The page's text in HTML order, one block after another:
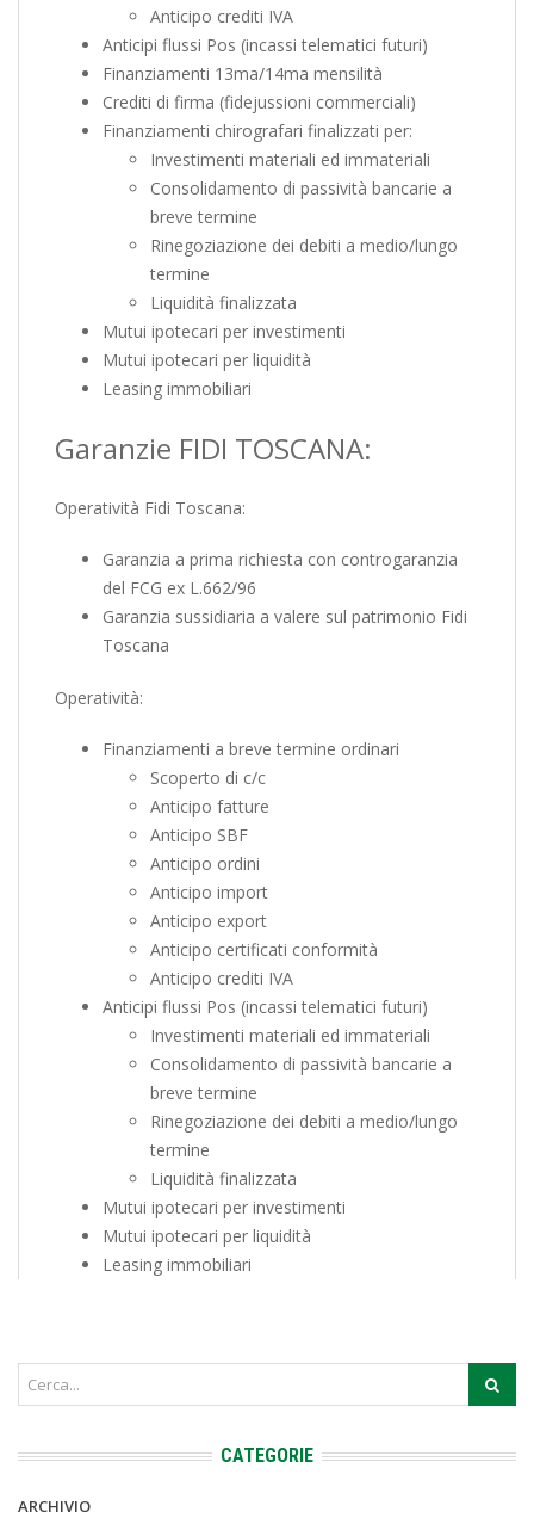
Anticipo crediti IVA
Anticipi flussi Pos (incassi telematici futuri)
Finanziamenti 13ma/14ma mensilità
Crediti di firma (fidejussioni commerciali)
Finanziamenti chirografari finalizzati per:
Investimenti materiali ed immateriali
Consolidamento di passività bancarie a
breve termine
Rinegoziazione dei debiti a medio/lungo
termine
Liquidità finalizzata
Mutui ipotecari per investimenti
Mutui ipotecari per liquidità
Leasing immobiliari
Garanzie FIDI TOSCANA:
Operatività Fidi Toscana:
Garanzia a prima richiesta con controgaranzia
del FCG ex L.662/96
Garanzia sussidiaria a valere sul patrimonio Fidi
Toscana
Operatività:
Finanziamenti a breve termine ordinari
Scoperto di c/c
Anticipo fatture
Anticipo SBF
Anticipo ordini
Anticipo import
Anticipo export
Anticipo certificati conformità
Anticipo crediti IVA
Anticipi flussi Pos (incassi telematici futuri)
Investimenti materiali ed immateriali
Consolidamento di passività bancarie a
breve termine
Rinegoziazione dei debiti a medio/lungo
termine
Liquidità finalizzata
Mutui ipotecari per investimenti
Mutui ipotecari per liquidità
Leasing immobiliari
CATEGORIE
ARCHIVIO